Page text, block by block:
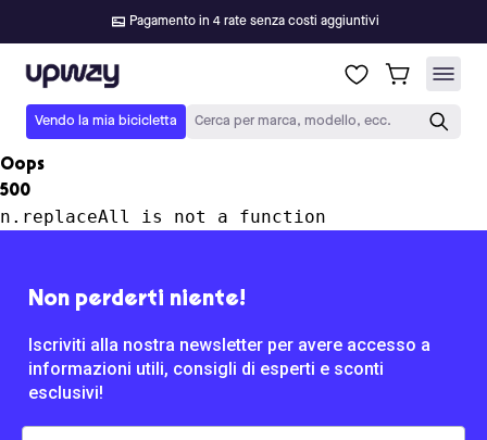
Pagamento in 4 rate senza costi aggiuntivi
Upway
Vendo la mia bicicletta Cerca per marca, modello, ecc.
Oops
500
n.replaceAll is not a function
Non perderti niente!
Iscriviti alla nostra newsletter per avere accesso a
informazioni utili, consigli di esperti e sconti
esclusivi!